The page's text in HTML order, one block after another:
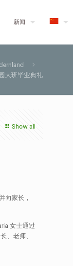
新闻
大班毕业典礼
Show all
向家长，
女士通过
、老师、